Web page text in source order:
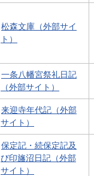
松森文庫（外部サイ
ト）
一条八幡宮祭礼日記
（外部サイト）
来迎寺年代記（外部
サイト）
保定記・続保定記及
び印旛沼日記（外部
サイト）